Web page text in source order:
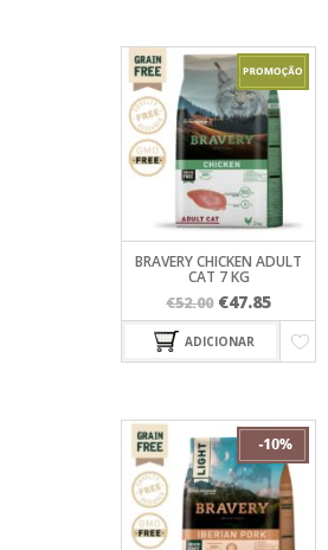
BRAVERY CHICKEN ADULT
CAT 7 KG
€52.00 O
preço
original
€47.85O
preço
atual
ADICIONAR